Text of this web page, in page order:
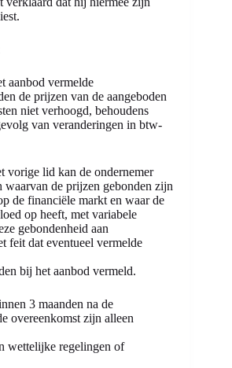
aanbod vermelde
de prijzen van de aangeboden
niet verhoogd, behoudens
van veranderingen in btw-
vorige lid kan de ondernemer
waarvan de prijzen gebonden zijn
de financiële markt en waar de
op heeft, met variabele
gebondenheid aan
feit dat eventueel vermelde
bij het aanbod vermeld.
3 maanden na de
overeenkomst zijn alleen
wettelijke regelingen of